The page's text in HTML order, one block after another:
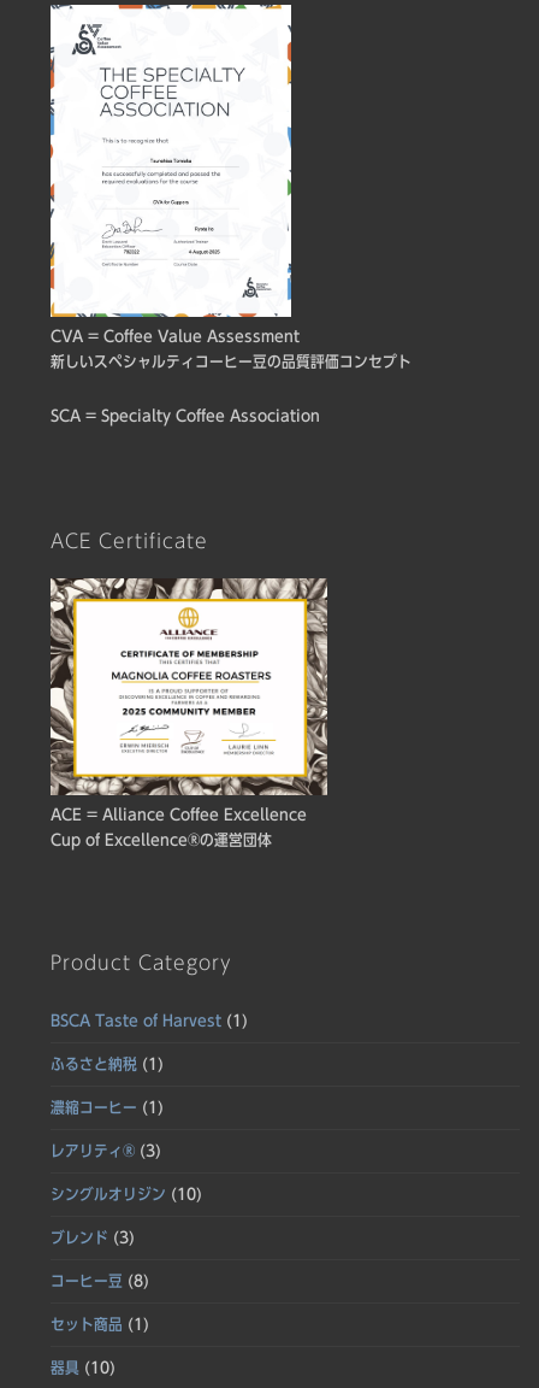
CVA = Coffee Value Assessment
新しいスペシャルティコーヒー豆の品質評価コンセプト
SCA = Specialty Coffee Association
ACE Certificate
ACE = Alliance Coffee Excellence
Cup of Excellence®の運営団体
Product Category
BSCA Taste of Harvest (1)
ふるさと納税 (1)
濃縮コーヒー (1)
レアリティ® (3)
シングルオリジン (10)
ブレンド (3)
コーヒー豆 (8)
セット商品 (1)
器具 (10)